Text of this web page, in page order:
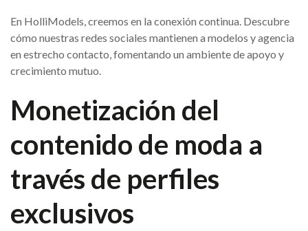
En HolliModels, creemos en la conexión continua. Descubre
cómo nuestras redes sociales mantienen a modelos y agencia
en estrecho contacto, fomentando un ambiente de apoyo y
crecimiento mutuo.
Monetización del
contenido de moda a
través de perfiles
exclusivos